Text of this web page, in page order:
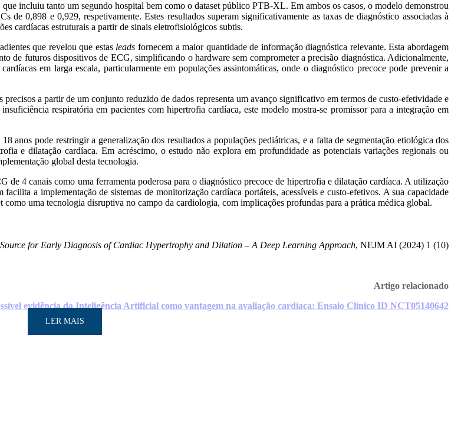
incluiu tanto um segundo hospital bem como o dataset público PTB-XL. Em ambos os casos, o modelo demonstrou
0,898 e 0,929, respetivamente. Estes resultados superam significativamente as taxas de diagnóstico associadas à
cardíacas estruturais a partir de sinais eletrofisiológicos subtis.
que revelou que estas leads fornecem a maior quantidade de informação diagnóstica relevante. Esta abordagem
de futuros dispositivos de ECG, simplificando o hardware sem comprometer a precisão diagnóstica. Adicionalmente,
em larga escala, particularmente em populações assintomáticas, onde o diagnóstico precoce pode prevenir a
a partir de um conjunto reduzido de dados representa um avanço significativo em termos de custo-efetividade e
respiratória em pacientes com hipertrofia cardíaca, este modelo mostra-se promissor para a integração em
anos pode restringir a generalização dos resultados a populações pediátricas, e a falta de segmentação etiológica dos
e dilatação cardíaca. Em acréscimo, o estudo não explora em profundidade as potenciais variações regionais ou
global desta tecnologia.
de 4 canais como uma ferramenta poderosa para o diagnóstico precoce de hipertrofia e dilatação cardíaca. A utilização
a implementação de sistemas de monitorização cardíaca portáteis, acessíveis e custo-efetivos. A sua capacidade
uma tecnologia disruptiva no campo da cardiologia, com implicações profundas para a prática médica global.
for Early Diagnosis of Cardiac Hypertrophy and Dilation – A Deep Learning Approach, NEJM AI (2024) 1 (10)
Artigo relacionado
evidência da Inteligência Artificial como vantagem na avaliação cardíaca: Ensaio Clínico ID NCT05140642
LER MAIS